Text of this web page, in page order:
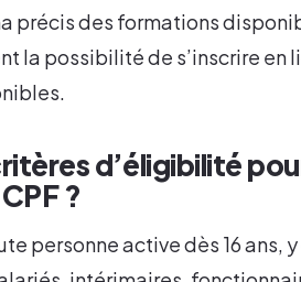
précis des formations
la possibilité de s’inscrire en
d’éligibilité
?
personne active dès 16 ans,